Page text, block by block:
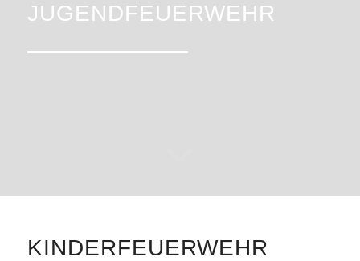
JUGENDFEUERWEHR
KINDERFEUERWEHR